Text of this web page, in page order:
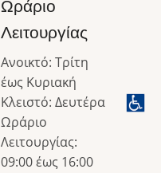
Ωράριο
Λειτουργίας
Ανοικτό: Τρίτη
έως Κυριακή
Κλειστό: Δευτέρα
Ωράριο
Λειτουργίας:
09:00 έως 16:00